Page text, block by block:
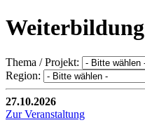
Weiterbildung
Thema / Projekt:
Region:
27.10.2026
Zur Veranstaltung